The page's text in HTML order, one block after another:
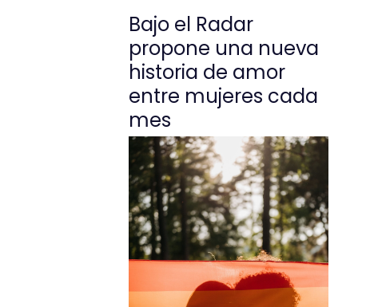
Bajo el Radar
propone una nueva
historia de amor
entre mujeres cada
mes